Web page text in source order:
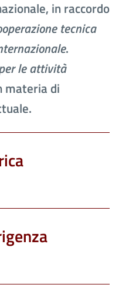
in raccordo
tecnica
.
le attività
di